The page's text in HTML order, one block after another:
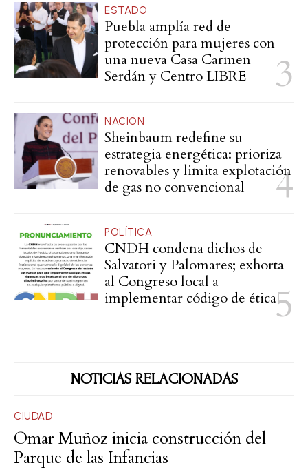
ESTADO
Puebla amplía red de
protección para mujeres con
una nueva Casa Carmen
Serdán y Centro LIBRE
NACIÓN
Sheinbaum redefine su
estrategia energética: prioriza
renovables y limita explotación
de gas no convencional
POLÍTICA
CNDH condena dichos de
Salvatori y Palomares; exhorta
al Congreso local a
implementar código de ética
NOTICIAS RELACIONADAS
CIUDAD
Omar Muñoz inicia construcción del
Parque de las Infancias